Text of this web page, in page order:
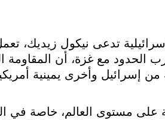
إسرائيل وأخرى يمينية
على مستوى العالم، خاصة في